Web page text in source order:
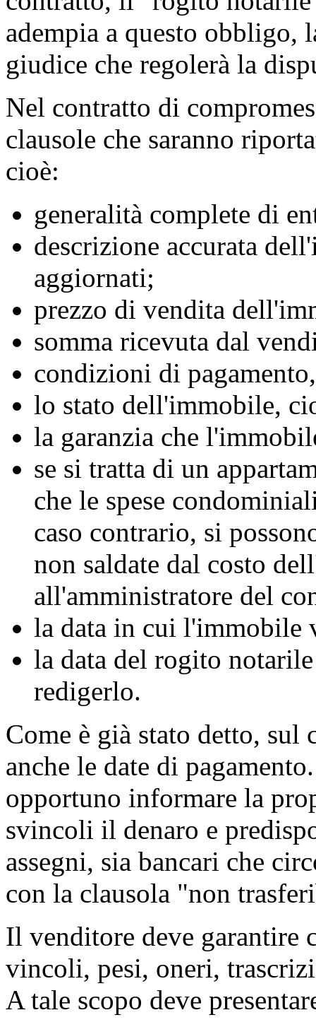
adempia a questo obbligo,
giudice che regolerà la
Nel contratto di
clausole che saranno
cioè:
generalità complete di
descrizione accurata
aggiornati;
prezzo di vendita
somma ricevuta dal
condizioni di
lo stato dell'immobile,
la garanzia che
se si tratta di un
che le spese
caso contrario, si
non saldate dal costo
all'amministratore del
la data in cui l'immobile
la data del rogito
redigerlo.
Come è già stato detto, sul
anche le date di
opportuno informare la
svincoli il denaro e
assegni, sia bancari che
con la clausola "non
Il venditore deve garantire
vincoli, pesi, oneri,
A tale scopo deve